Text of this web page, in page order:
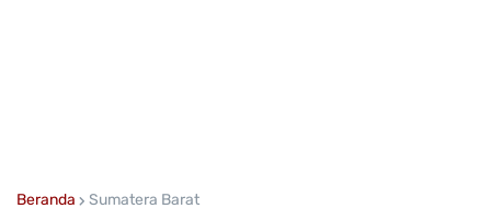
Beranda Sumatera Barat